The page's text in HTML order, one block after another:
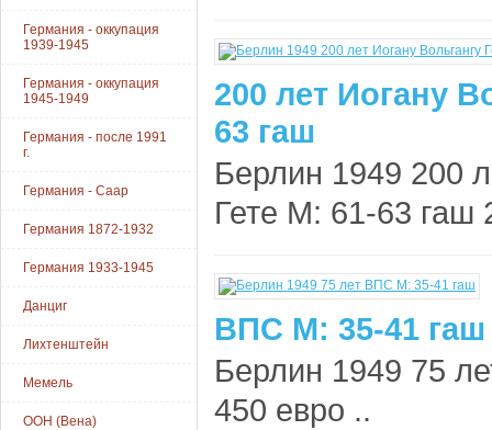
Германия - оккупация
1939-1945
Германия - оккупация
1945-1949
Германия - после 1991
г.
Германия - Саар
Германия 1872-1932
Германия 1933-1945
Данциг
Лихтенштейн
Мемель
ООН (Вена)
200 лет Иогану
63 гаш
Берлин 1949 200
Гете М: 61-63 гаш
ВПС М: 35-41 гаш
Берлин 1949 75
450 евро ..